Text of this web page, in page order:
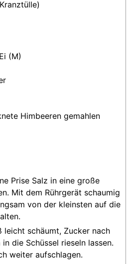
(M)
Himbeeren gemahlen
Prise Salz in eine große
Mit dem Rührgerät schaumig
von der kleinsten auf die
leicht schäumt, Zucker nach
die Schüssel rieseln lassen.
weiter aufschlagen.